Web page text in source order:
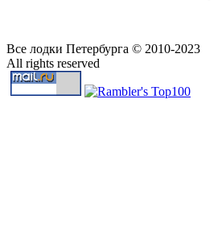
Все лодки Петербурга © 2010-2023
All rights reserved